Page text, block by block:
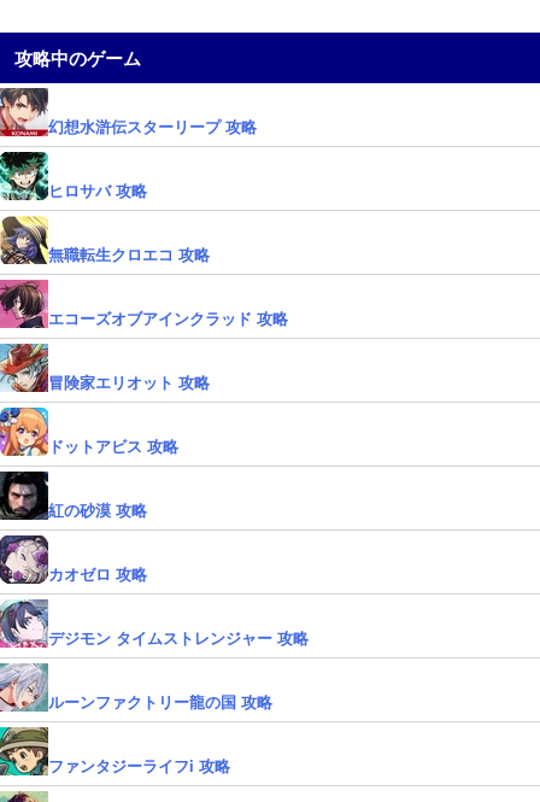
攻略中のゲーム
幻想水滸伝スターリープ 攻略
ヒロサバ 攻略
無職転生クロエコ 攻略
エコーズオブアインクラッド 攻略
冒険家エリオット 攻略
ドットアビス 攻略
紅の砂漠 攻略
カオゼロ 攻略
デジモン タイムストレンジャー 攻略
ルーンファクトリー龍の国 攻略
ファンタジーライフi 攻略